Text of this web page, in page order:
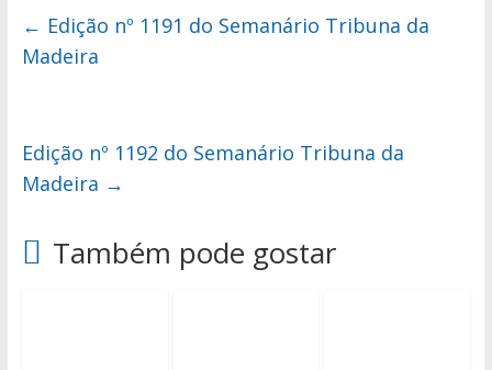
← Edição nº 1191 do Semanário Tribuna da
Madeira
Edição nº 1192 do Semanário Tribuna da
Madeira →
Também pode gostar